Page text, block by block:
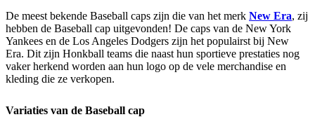
De meest bekende Baseball caps zijn die van het merk New Era, zij
hebben de Baseball cap uitgevonden! De caps van de New York
Yankees en de Los Angeles Dodgers zijn het populairst bij New
Era. Dit zijn Honkball teams die naast hun sportieve prestaties nog
vaker herkend worden aan hun logo op de vele merchandise en
kleding die ze verkopen.
Variaties van de Baseball cap